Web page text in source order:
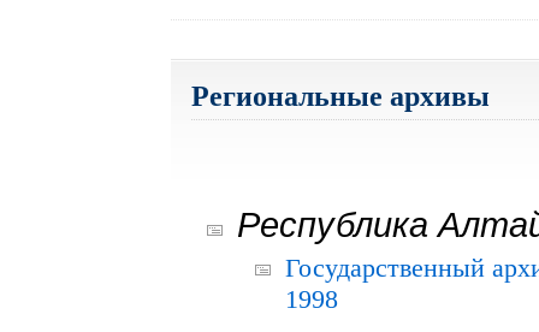
Региональные архивы
Республика
Государственный
1998